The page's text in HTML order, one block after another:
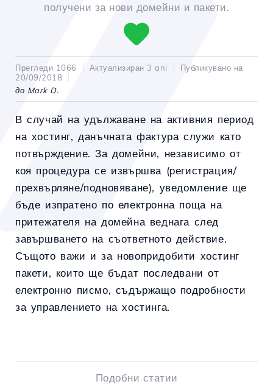
получени за нови домейни и пакети.
Прегледи 1066 Актуализиран 3 ani
Публикувано на
20/09/2018
до Mark D.
В случай на удължаване на активния период
на хостинг, данъчната фактура служи като
потвърждение. За домейни, независимо от
коя процедура се извършва (регистрация/
прехвърляне/подновяване), уведомление ще
бъде изпратено по електронна поща на
притежателя на домейна веднага след
завършването на съответното действие.
Същото важи и за новопридобити хостинг
пакети, които ще бъдат последвани от
електронно писмо, съдържащо подробности
за управлението на хостинга.
Подобни статии